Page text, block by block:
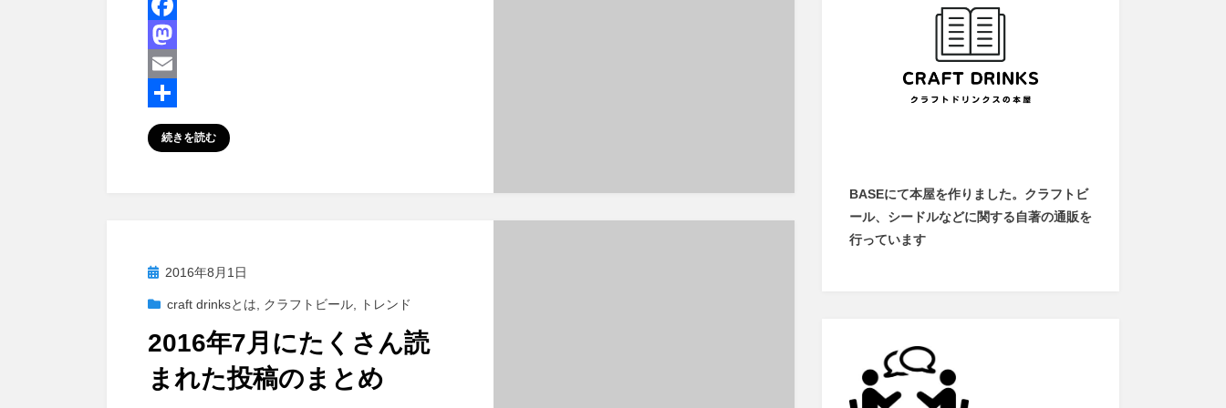
F
a
c
e
b
M
a
t
n
E
m
a
共
有
続きを読む
投 2016年8月1日
craft drinksとは クラフトビール トレンド
2016年7月にたくさん読
まれた投稿のまとめ
BASEにて本屋を作りました。クラフトビ
ール、シードルなどに関する自著の通販を
行っています